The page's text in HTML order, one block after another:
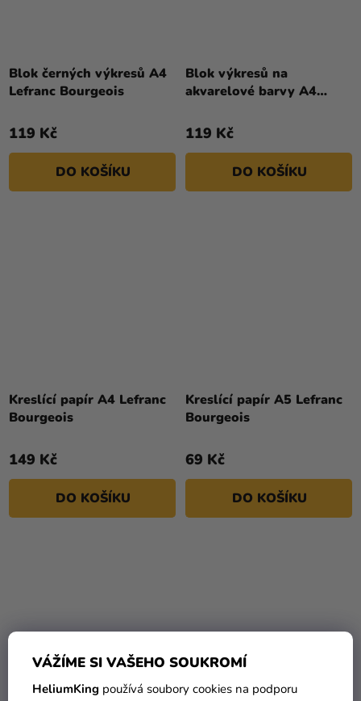
VÁŽÍME SI VAŠEHO SOUKROMÍ
HeliumKing používá soubory cookies na podporu
Blok černých výkresů A4
Lefranc Bourgeois
119 Kč
DO KOŠÍKU
Blok výkresů na
akvarelové barvy A4
119 Kč
DO KOŠÍKU
Kreslící papír A4 Lefranc
Bourgeois
149 Kč
DO KOŠÍKU
Kreslící papír A5 Lefranc
Bourgeois
69 Kč
DO KOŠÍKU